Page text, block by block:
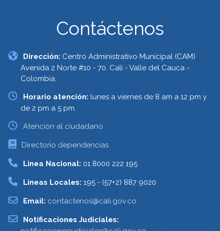
Contáctenos
Dirección: Centro Administrativo Municipal (CAM)
Avenida 2 Norte #10 - 70. Cali - Valle del Cauca -
Colombia.
Horario atención: lunes a viernes de 8 am a 12 pm y
de 2 pm a 5 pm.
Atención al ciudadano
Directorio dependencias
Linea Nacional: 01 8000 222 195
Lineas Locales: 195 - (57+2) 887 9020
Email: contactenos@cali.gov.co
Notificaciones Judiciales: